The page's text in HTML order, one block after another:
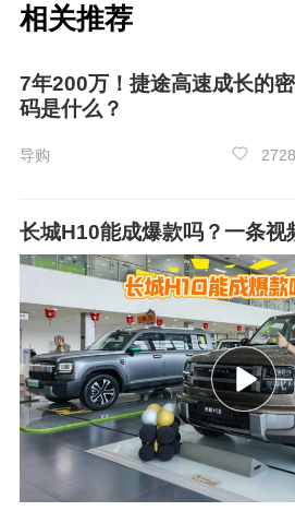
灯光系统实现革命性升级
灯带搭配首创缥缈祥云立体
方意境。全新双百万像素全彩
可变璇光镜头，超高亮度
相关推荐
7年200万！捷途高速成长的密
码是什么？
导购 2728
长城H10能成爆款吗？一条视